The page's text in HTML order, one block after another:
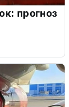
прогноз